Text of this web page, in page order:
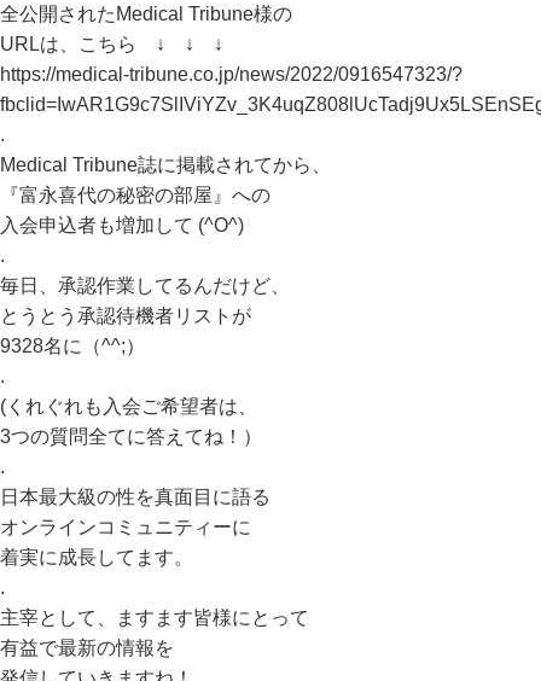
全公開されたMedical Tribune様の
URLは、こちら ↓ ↓ ↓
https://medical-tribune.co.jp/news/2022/0916547323/?
.
Medical Tribune誌に掲載されてから、
『富永喜代の秘密の部屋』への
入会申込者も増加して (^O^)
.
毎日、承認作業してるんだけど、
とうとう承認待機者リストが
9328名に（^^;）
.
(くれぐれも入会ご希望者は、
3つの質問全てに答えてね！）
.
日本最大級の性を真面目に語る
オンラインコミュニティーに
着実に成長してます。
.
主宰として、ますます皆様にとって
有益で最新の情報を